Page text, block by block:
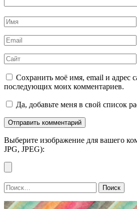
Имя
Email
Сайт
Сохранить моё имя, email и адрес
последующих моих комментариев.
Да, добавьте меня в свой список
Выберите изображение для вашего
JPG, JPEG):
Найти: